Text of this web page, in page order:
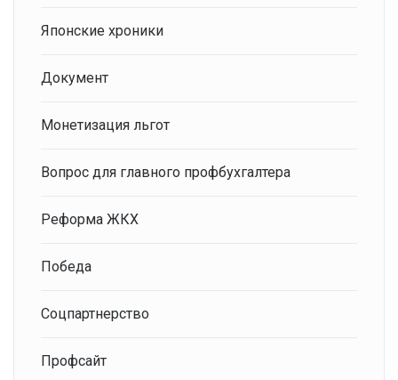
Японские хроники
Документ
Монетизация льгот
Вопрос для главного профбухгалтера
Реформа ЖКХ
Победа
Соцпартнерство
Профсайт